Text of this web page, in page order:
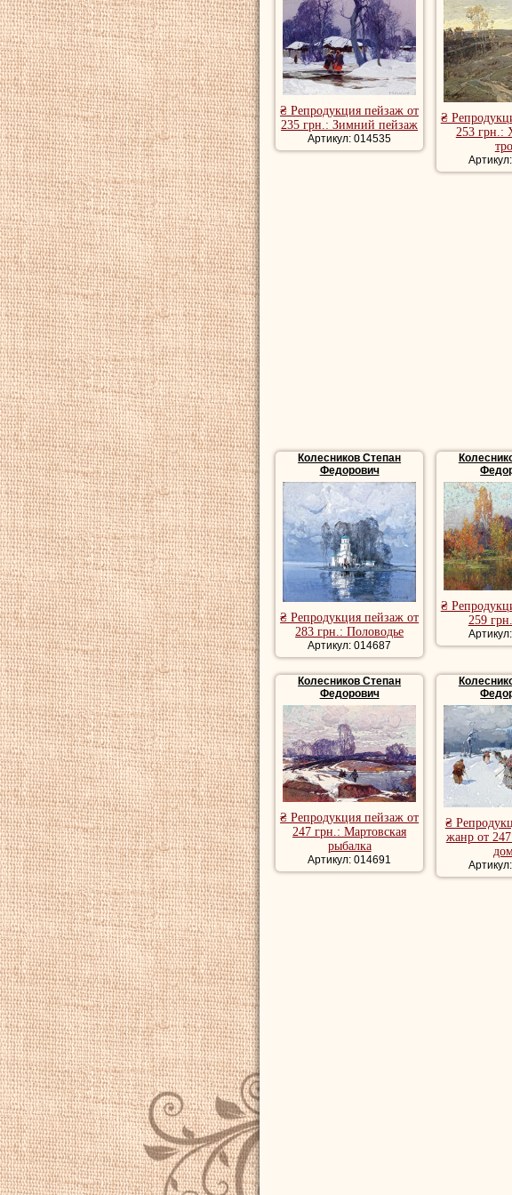
УмерКолесников Степан Федорович
Белграде.
Купить репродукции пейзажи,
художника, романтические пейзажи,
₴ Репродукция пейзаж от
235 грн.: Зимний пейзаж
Артикул: 014535
₴
253 грн.:
Колесников Степан
Федорович
₴ Репродукция пейзаж от
283 грн.: Половодье
Артикул: 014687
₴
259
Колесников Степан
Федорович
₴ Репродукция пейзаж от
247 грн.: Мартовская
рыбалка
Артикул: 014691
₴
жанр от